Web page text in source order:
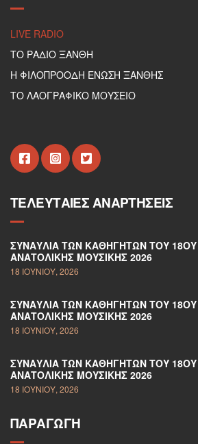
LIVE RADIO
ΤΟ ΡΑΔΙΟ ΞΑΝΘΗ
Η ΦΙΛΟΠΡΟΟΔΗ ΕΝΩΣΗ ΞΑΝΘΗΣ
ΤΟ ΛΑΟΓΡΑΦΙΚΟ ΜΟΥΣΕΙΟ
ΤΕΛΕΥΤΑΊΕΣ ΑΝΑΡΤΉΣΕΙΣ
ΣΥΝΑΥΛΊΑ ΤΩΝ ΚΑΘΗΓΗΤΏΝ ΤΟΥ
ΑΝΑΤΟΛΙΚΉΣ ΜΟΥΣΙΚΉΣ 2026
18 ΙΟΥΝΊΟΥ, 2026
ΣΥΝΑΥΛΊΑ ΤΩΝ ΚΑΘΗΓΗΤΏΝ ΤΟΥ
ΑΝΑΤΟΛΙΚΉΣ ΜΟΥΣΙΚΉΣ 2026
18 ΙΟΥΝΊΟΥ, 2026
ΣΥΝΑΥΛΊΑ ΤΩΝ ΚΑΘΗΓΗΤΏΝ ΤΟΥ
ΑΝΑΤΟΛΙΚΉΣ ΜΟΥΣΙΚΉΣ 2026
18 ΙΟΥΝΊΟΥ, 2026
ΠΑΡΑΓΩΓΉ